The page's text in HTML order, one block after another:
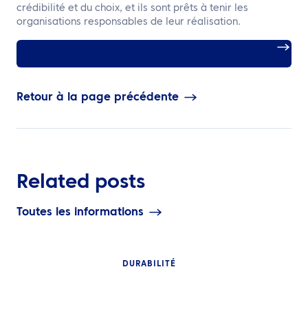
crédibilité et du choix, et ils sont prêts à tenir les
organisations responsables de leur réalisation.
Retour à la page précédente
Related posts
Toutes les informations
DURABILITÉ